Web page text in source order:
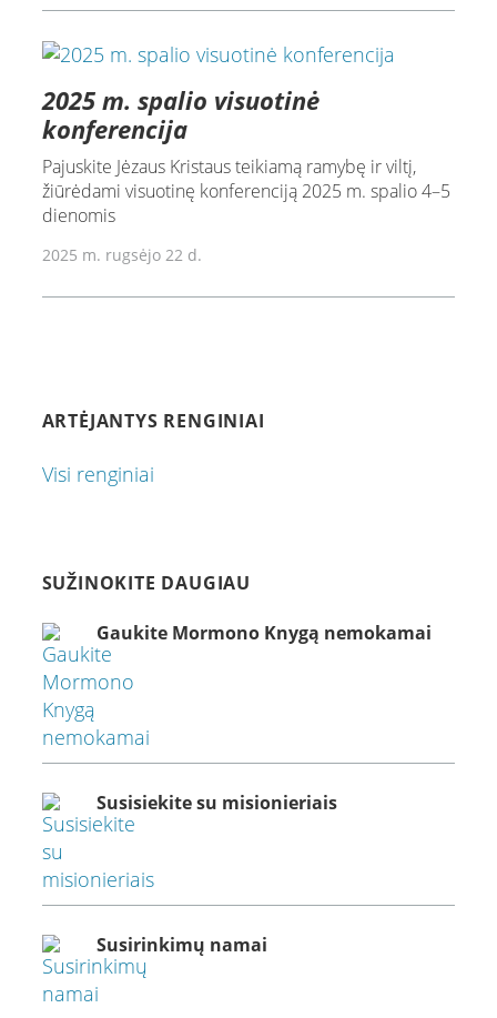
2025 m. spalio visuotinė
konferencija
Pajuskite Jėzaus Kristaus teikiamą ramybę ir viltį,
žiūrėdami visuotinę konferenciją 2025 m. spalio 4–5
dienomis
2025 m. rugsėjo 22 d.
ARTĖJANTYS RENGINIAI
Visi renginiai
SUŽINOKITE DAUGIAU
Gaukite Mormono Knygą nemokamai
Susisiekite su misionieriais
Susirinkimų namai